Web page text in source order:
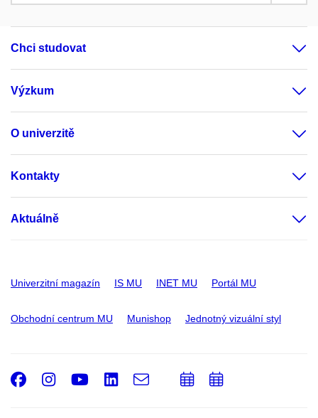
Chci studovat
Výzkum
O univerzitě
Kontakty
Aktuálně
Univerzitní magazín IS MU INET MU Portál MU
Obchodní centrum MU Munishop Jednotný vizuální styl
Facebook
Instagram
Youtube
LinkedIn
e-
PřidatPřidat